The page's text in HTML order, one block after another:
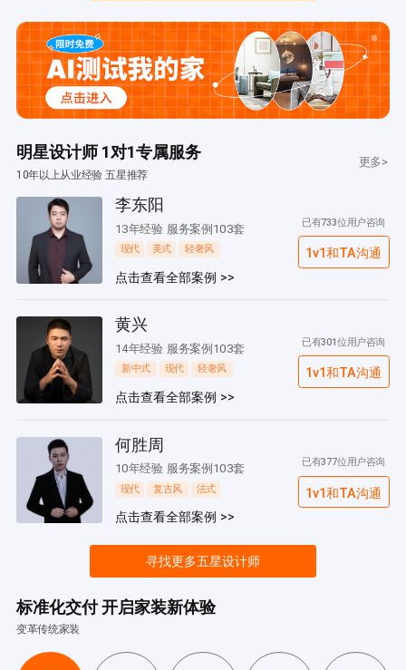
明星设计师 1对1专属服务
10年以上从业经验 五星推荐
更多>
李东阳
13年经验 服务案例103套
现代 美式 轻奢风
点击查看全部案例 >>
已有733位用户咨询
1v1和TA沟通
黄兴
14年经验 服务案例103套
新中式 现代 轻奢风
点击查看全部案例 >>
已有301位用户咨询
1v1和TA沟通
何胜周
10年经验 服务案例103套
现代 复古风 法式
点击查看全部案例 >>
已有377位用户咨询
1v1和TA沟通
寻找更多五星设计师
标准化交付 开启家装新体验
变革传统家装